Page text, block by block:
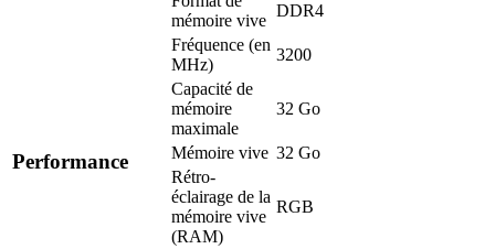
Performance
mémoire vive
DDR4
Fréquence (en
MHz)
3200
Capacité de
mémoire
maximale
32 Go
Mémoire vive 32 Go
Rétro-
éclairage de la
mémoire vive
(RAM)
RGB